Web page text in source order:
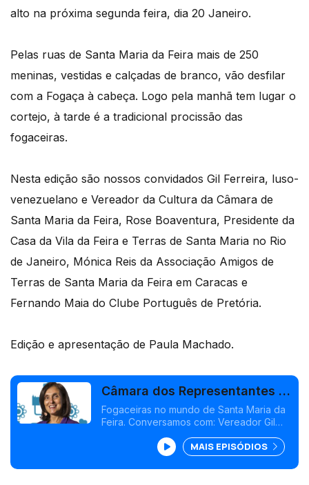
alto na próxima segunda feira, dia 20 Janeiro.
Pelas ruas de Santa Maria da Feira mais de 250
meninas, vestidas e calçadas de branco, vão desfilar
com a Fogaça à cabeça. Logo pela manhã tem lugar o
cortejo, à tarde é a tradicional procissão das
fogaceiras.
Nesta edição são nossos convidados Gil Ferreira, luso-
venezuelano e Vereador da Cultura da Câmara de
Santa Maria da Feira, Rose Boaventura, Presidente da
Casa da Vila da Feira e Terras de Santa Maria no Rio
de Janeiro, Mónica Reis da Associação Amigos de
Terras de Santa Maria da Feira em Caracas e
Fernando Maia do Clube Português de Pretória.
Edição e apresentação de Paula Machado.
Câmara dos Representantes -
Fogaceiras no Mundo
Fogaceiras no mundo de Santa Maria da
Feira. Conversamos com: Vereador Gil
Janeiro, Mónica Reis de Caracas e
Fernando Maia de Pretória. Edição Paula
Machado
MAIS EPISÓDIOS